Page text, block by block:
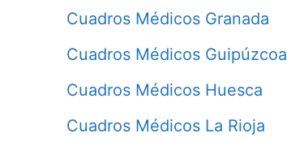
Cuadros Médicos Granada
Cuadros Médicos Guipúzcoa
Cuadros Médicos Huesca
Cuadros Médicos La Rioja